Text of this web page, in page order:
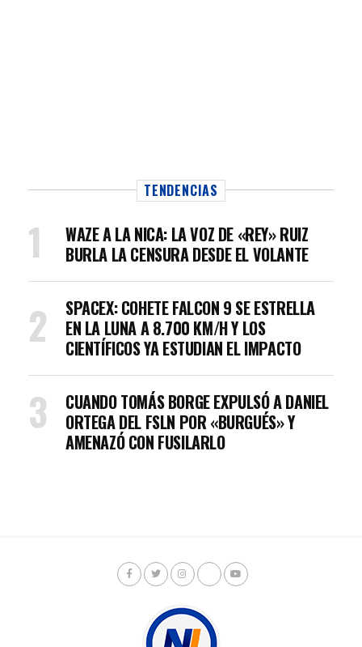
TENDENCIAS
WAZE A LA NICA: LA VOZ DE «REY» RUIZ
BURLA LA CENSURA DESDE EL VOLANTE
SPACEX: COHETE FALCON 9 SE ESTRELLA
EN LA LUNA A 8.700 KM/H Y LOS
CIENTÍFICOS YA ESTUDIAN EL IMPACTO
CUANDO TOMÁS BORGE EXPULSÓ A DANIEL
ORTEGA DEL FSLN POR «BURGUÉS» Y
AMENAZÓ CON FUSILARLO